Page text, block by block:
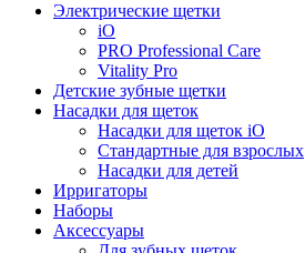
Электрические щетки
iO
PRO Professional Care
Vitality Pro
Детские зубные щетки
Насадки для щеток
Насадки для щеток iO
Стандартные для взрослых
Насадки для детей
Ирригаторы
Наборы
Аксессуары